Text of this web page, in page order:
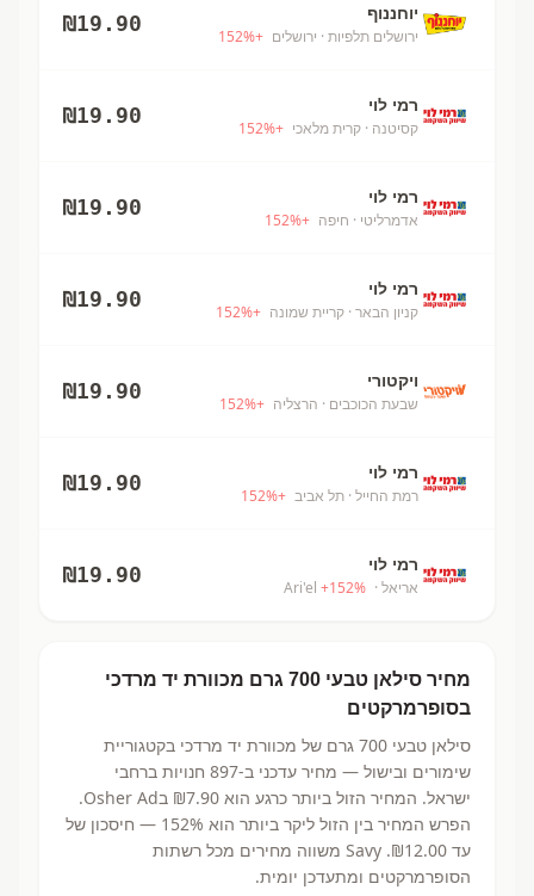
יוחננוף
ירושלים תלפיות · ירושלים +
152%
₪19.90
רמי לוי
קסיטנה · קרית מלאכי +
152%
₪19.90
רמי לוי
אדמרליטי · חיפה +
152%
₪19.90
רמי לוי
קניון הבאר · קריית שמונה +
152%
₪19.90
ויקטורי
שבעת הכוכבים · הרצליה +
152%
₪19.90
רמי לוי
רמת החייל · תל אביב +
152%
₪19.90
רמי לוי
אריאל · Ari'el
+152%
₪19.90
מחיר סילאן טבעי 700 גרם
מכוורת יד מרדכי
בסופרמרקטים
סילאן טבעי 700 גרם של מכוורת יד מרדכי בקטגוריית
שימורים ובישול — מחיר עדכני ב-897 חנויות ברחבי
ישראל. המחיר הזול ביותר כרגע הוא ₪7.90
בOsher Ad.
הפרש המחיר בין הזול ליקר ביותר הוא 152% — חיסכון של
עד ₪12.00.
Savy משווה מחירים מכל רשתות
הסופרמרקטים ומתעדכן יומית.